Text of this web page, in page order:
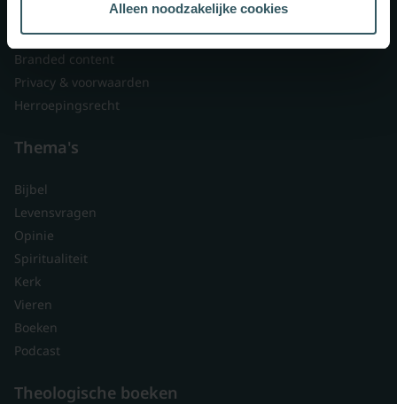
Alleen noodzakelijke cookies
Veelgestelde vragen
Contact
Branded content
Privacy & voorwaarden
Herroepingsrecht
Thema's
Bijbel
Levensvragen
Opinie
Spiritualiteit
Kerk
Vieren
Boeken
Podcast
Theologische boeken